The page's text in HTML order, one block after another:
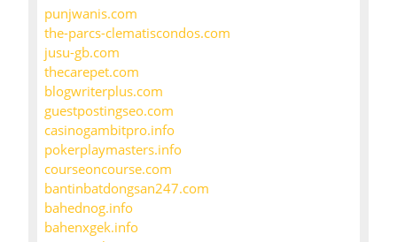
punjwanis.com
the-parcs-clematiscondos.com
jusu-gb.com
thecarepet.com
blogwriterplus.com
guestpostingseo.com
casinogambitpro.info
pokerplaymasters.info
courseoncourse.com
bantinbatdongsan247.com
bahednog.info
bahenxgek.info